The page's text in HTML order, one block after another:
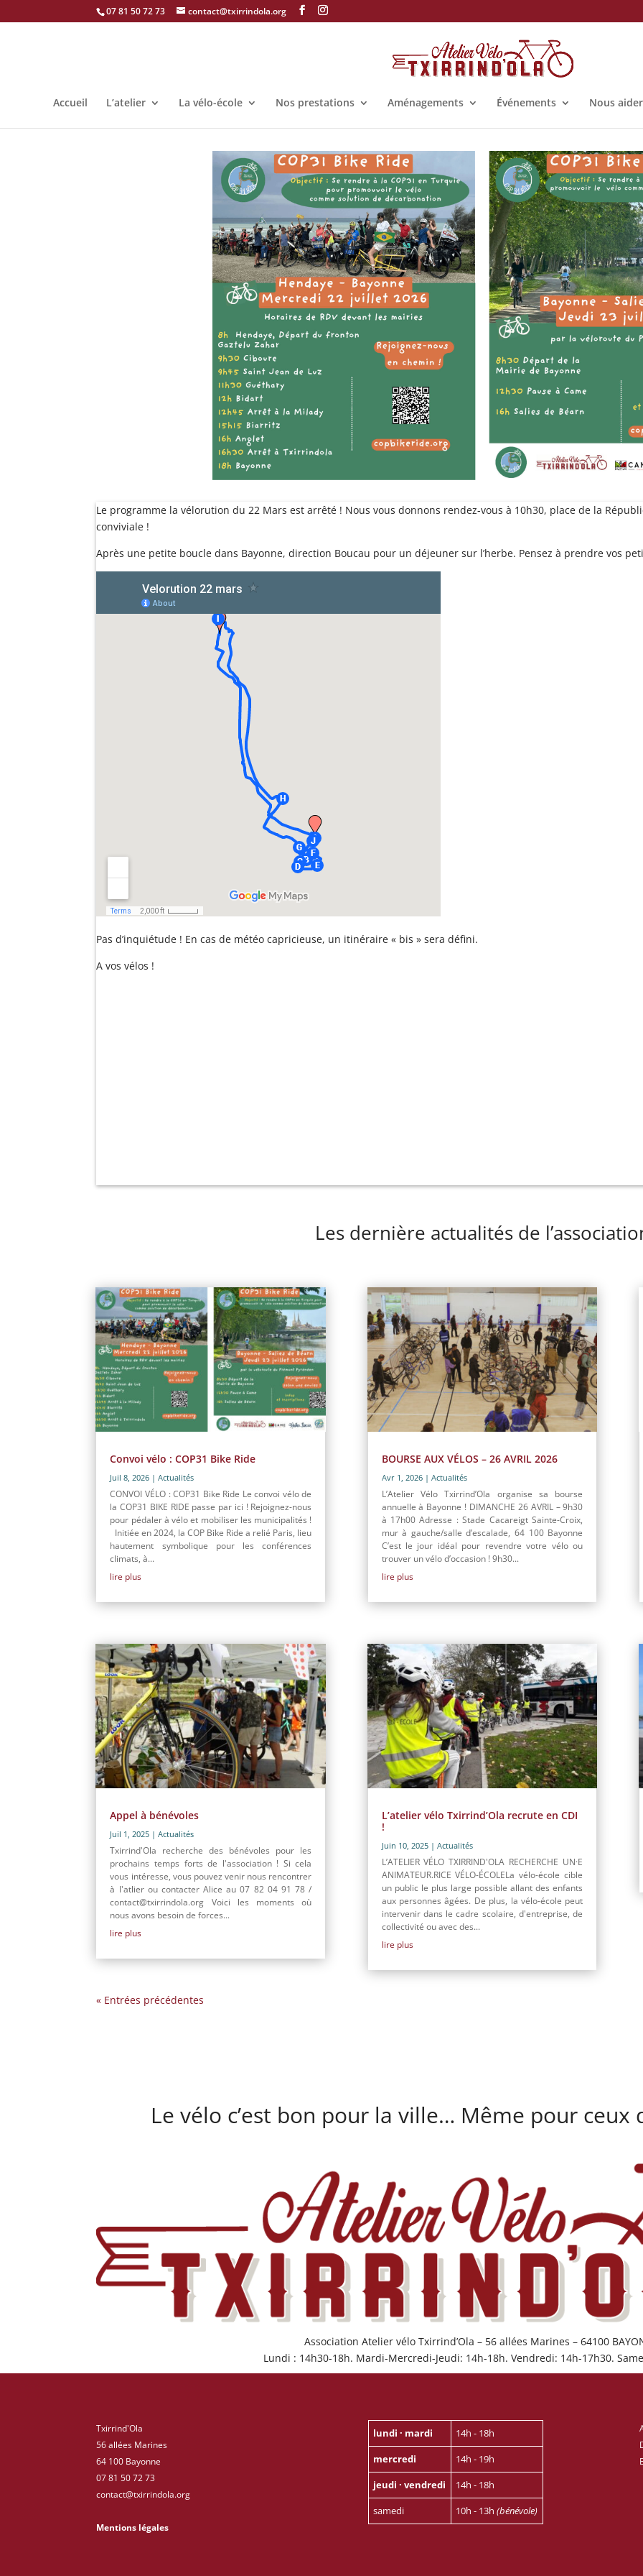
07 81 50 72 73 contact@txirrindola.org
Accueil L’atelier La vélo-école Nos prestations Aménagements Événements Nous aider
Le programme la vélorution du 22 Mars est arrêté ! Nous vous donnons rendez-vous à 10h30, place de la
conviviale !
Après une petite boucle dans Bayonne, direction Boucau pour un déjeuner sur l’herbe. Pensez à prendre vos
Pas d’inquiétude ! En cas de météo capricieuse, un itinéraire « bis » sera défini.
A vos vélos !
Les dernière actualités de
Convoi vélo : COP31 Bike Ride
Juil 8, 2026 |Actualités
CONVOI VÉLO : COP31 Bike Ride Le convoi vélo de
la COP31 BIKE RIDE passe par ici ! Rejoignez-nous
pour pédaler à vélo et mobiliser les municipalités !
Initiée en 2024, la COP Bike Ride a relié Paris, lieu
hautement symbolique pour les conférences
climats, à...
lire plus
Appel à bénévoles
Juil 1, 2025 |Actualités
Txirrind'Ola recherche des bénévoles pour les
prochains temps forts de l'association ! Si cela
vous intéresse, vous pouvez venir nous rencontrer
à l'atlier ou contacter Alice au 07 82 04 91 78 /
contact@txirrindola.org Voici les moments où
nous avons besoin de forces...
lire plus
BOURSE AUX VÉLOS – 26 AVRIL 2026
Avr 1, 2026| Actualités
L’Atelier Vélo Txirrind’Ola organise sa bourse
annuelle à Bayonne ! DIMANCHE 26 AVRIL – 9h30
à 17h00 Adresse : Stade Cacareigt Sainte-Croix,
mur à gauche/salle d’escalade, 64 100 Bayonne
C’est le jour idéal pour revendre votre vélo ou
trouver un vélo d’occasion ! 9h30...
lire plus
L’atelier vélo Txirrind’Ola recrute en CDI
!
Juin 10, 2025| Actualités
L’ATELIER VÉLO TXIRRIND'OLA RECHERCHE UN·E
ANIMATEUR.RICE VÉLO-ÉCOLELa vélo-école cible
un public le plus large possible allant des enfants
aux personnes âgées. De plus, la vélo-école peut
intervenir dans le cadre scolaire, d'entreprise, de
collectivité ou avec des...
lire plus
« Entrées précédentes
Le vélo c’est bon pour la ville… Même pour ceux
Association Atelier vélo Txirrind’Ola – 56 allées Marines – 64100
Lundi : 14h30-18h. Mardi-Mercredi-Jeudi: 14h-18h. Vendredi: 14h-17h30.
Txirrind'Ola
56 allées Marines
64 100 Bayonne
07 81 50 72 73
contact@txirrindola.org
Mentions légales
lundi · mardi
14h - 18h
mercredi
14h - 19h
jeudi · vendredi
14h - 18h
samedi
10h - 13h (bénévole)